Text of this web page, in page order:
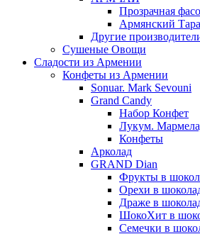
Прозрачная
Армянский
Другие
Сушеные Овощи
Сладости из Армении
Конфеты из Армении
Sonuar. Mark Sevouni
Grand Candy
Набор Конфет
Лукум.
Конфеты
Арколад
GRAND Dian
Фрукты в
Орехи в
Драже в
ШокоХит в
Семечки в